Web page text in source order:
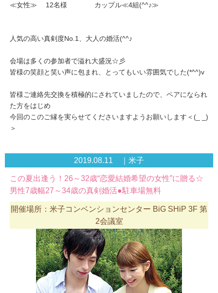
≪女性≫ 12名様 カップル≪4組(^^♪≫
人気の高い真剣度No.1、大人の婚活(^^♪
会場は多くの参加者で溢れ大盛況☆彡
皆様の笑顔と笑い声に包まれ、とってもいい雰囲気でした(*^^)v
皆様ご連絡先交換を積極的にされていましたので、ペアになられ
た方をはじめ
今回のこのご縁を実らせてくださいますようお願いします＜(_ _)
＞
2019.08.11 ｜米子
この夏出逢う！26～32歳“恋愛結婚希望の女性”に贈る☆
男性7歳幅27～34歳の真剣婚活●駐車場無料
開催場所：米子コンベンションセンター BiG SHiP 3F 第
2会議室